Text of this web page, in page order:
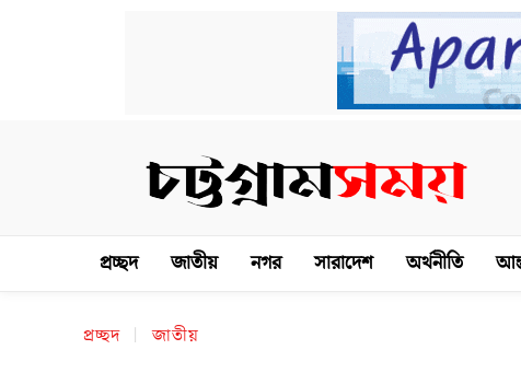
প্রচ্ছদ জাতীয় নগর সারাদেশ অর্থনীতি
প্রচ্ছদ জাতীয়